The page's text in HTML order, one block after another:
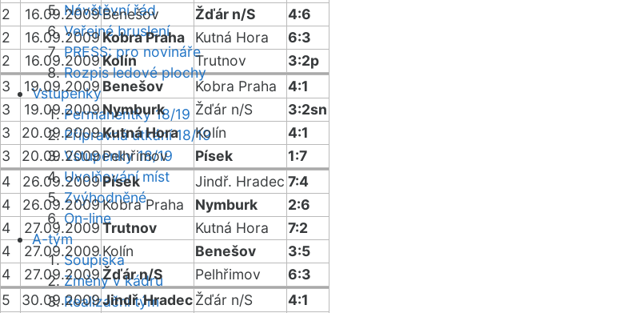
Návštěvní řád
Veřejné bruslení
PRESS: pro novináře
Rozpis ledové plochy
Vstupenky
Permanentky 18/19
Přípravná utkání 18/19
Vstupenky 18/19
Uvolňování míst
Zvýhodněné
On-line
A-tým
Soupiska
Změny v kádru
Realizační tým
2
16.09.2009Benešov Žďár n/S
4:6
2
16.09.2009Kobra Praha Kutná Hora
6:3
2
16.09.2009Kolín Trutnov
3:2p
3
19.09.2009 Benešov Kobra Praha
4:1
3
19.09.2009Nymburk Žďár n/S
3:2sn
3
20.09.2009Kutná Hora Kolín
4:1
3
20.09.2009Pelhřimov Písek
1:7
4
26.09.2009 Písek Jindř. Hradec 7:4
4
26.09.2009Kobra Praha Nymburk
2:6
4
27.09.2009Trutnov Kutná Hora
7:2
4
27.09.2009Kolín Benešov
3:5
4
27.09.2009Žďár n/S Pelhřimov
6:3
5
30.09.2009Jindř. HradecŽďár n/S
4:1